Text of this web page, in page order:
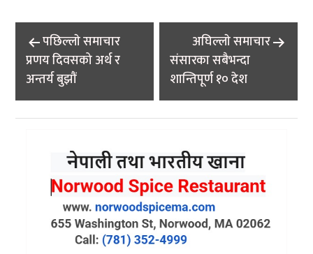
Post
navigation
पछिल्लाे समाचार
प्रणय दिवसको अर्थ र
अन्तर्य बुझौं
अघिल्लाे समाचार
संसारका सबैभन्दा
शान्तिपूर्ण १० देश